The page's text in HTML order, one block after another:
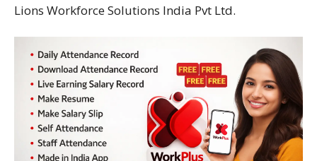
Lions Workforce Solutions India Pvt Ltd.